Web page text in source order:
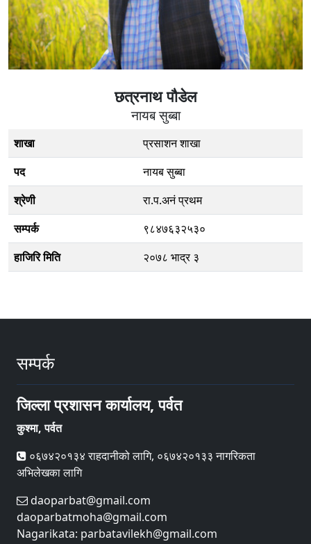
छत्रनाथ पौडेल
नायब सुब्बा
शाखा
प्रसाशन शाखा
पद
नायब सुब्बा
श्रेणी
रा.प.अनं प्रथम
सम्पर्क
९८४७६३२५३०
हाजिरि मिति
२०७८ भाद्र ३
सम्पर्क
जिल्ला प्रशासन कार्यालय, पर्वत
कुश्मा, पर्वत
०६७४२०१३४ राहदानीको लागि, ०६७४२०१३३ नागरिकता
अभिलेखका लागि
daoparbat@gmail.com
daoparbatmoha@gmail.com
Nagarikata: parbatavilekh@gmail.com